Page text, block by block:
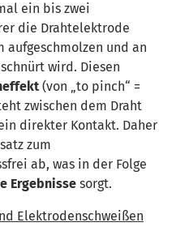
ein bis zwei
die Drahtelektrode
aufgeschmolzen und an
wird. Diesen
(von „to pinch“ =
zwischen dem Draht
direkter Kontakt. Daher
zum
ab, was in der Folge
Ergebnisse sorgt.
Elektrodenschweißen